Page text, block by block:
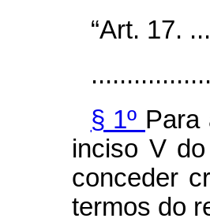
“Art. 17.
§ 1º Para
inciso V do
conceder
termos do